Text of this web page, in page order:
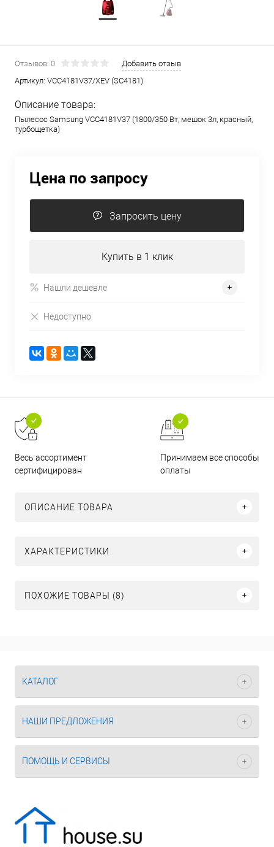
Отзывов: 0
Добавить отзыв
Артикул: VCC4181V37/XEV (SC4181)
Описание товара:
Пылесос Samsung VCC4181V37 (1800/350 Вт, мешок 3л, красный,
турбощетка)
Цена по запросу
Запросить цену
Купить в 1 клик
Нашли дешевле
Недоступно
Весь ассортимент
сертифицирован
Принимаем все способы
оплаты
ОПИСАНИЕ ТОВАРА
ХАРАКТЕРИСТИКИ
ПОХОЖИЕ ТОВАРЫ (8)
КАТАЛОГ
НАШИ ПРЕДЛОЖЕНИЯ
ПОМОЩЬ И СЕРВИСЫ